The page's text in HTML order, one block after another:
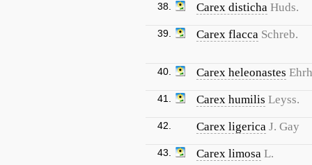
38. Carex disticha Huds.
39. Carex flacca Schreb.
40. Carex heleonastes
41. Carex humilis Leyss.
42. Carex ligerica J. Gay
43. Carex limosa L.